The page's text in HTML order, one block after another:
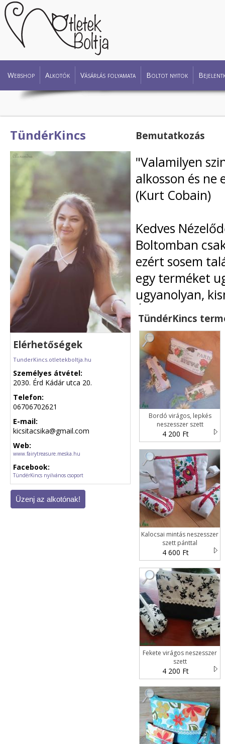
Webshop Alkotók Vásárlás folyamata Boltot nyitok
TündérKincs
Elérhetőségek
TunderKincs.otletekboltja.hu
Személyes átvétel:
2030. Érd Kádár utca 20.
Telefon:
06706702621
E-mail:
kicsitacsika@gmail.com
Web:
www.fairytreasure.meska.hu
Facebook:
TündérKincs nyilvános csoport
Bemutatkozás
"Valamilyen
alkosson és ne
(Kurt Cobain)
Kedves
Boltomban
ezért sosem
egy terméket
ugyanolyan,
Én a Modell
textilrajzoló és
különböző
rögtön azon
felhasználni,
kreativitás
megtalálja az
termékét, már
Egyedi
együtt
tovább építve
hogy
kívánok!
TündérKincs
Bordó virágos, lepkés
neszesszer szett
4 200 Ft
Kalocsai mintás neszesszer
szett pánttal
4 600 Ft
Fekete virágos neszesszer
szett
4 200 Ft